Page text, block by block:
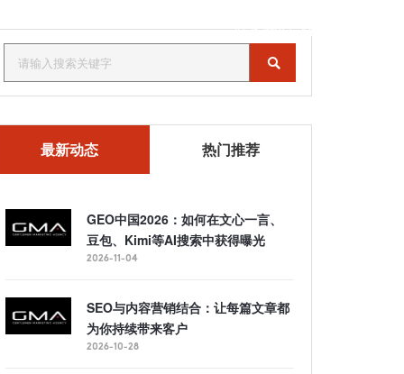
联系我们 MENU
最新动态 热门推荐
GEO中国2026：如何在文心一言、
豆包、Kimi等AI搜索中获得曝光
2026-11-04
SEO与内容营销结合：让每篇文章都
为你持续带来客户
2026-10-28